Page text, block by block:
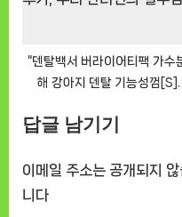
“덴탈백서 버라이어티팩 가수
해 강아지 덴탈 기능성껌[S]
견의 필수템
답글 남기기
이메일 주소는 공개되지 않
니다